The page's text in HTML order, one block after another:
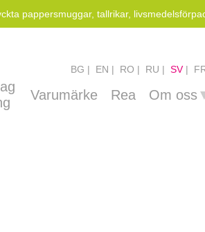
pappersmuggar, tallrikar,
BG EN RO RU SV
Varumärke Rea Om oss